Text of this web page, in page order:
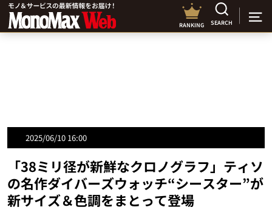
RANKING SEARCH
2025/06/10 16:00
「38ミリ径が新鮮なクロノグラフ」ティソ
の名作ダイバーズウォッチ“シースター”が
新サイズ＆色調をまとって登場